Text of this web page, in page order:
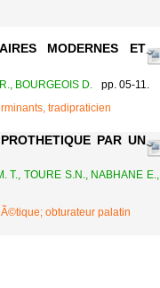
MODERNES ET
BOURGEOIS D.
pp. 05-11.
tradipraticien
PAR UN
T., TOURE S.N., NABHANE E.,
obturateur palatin